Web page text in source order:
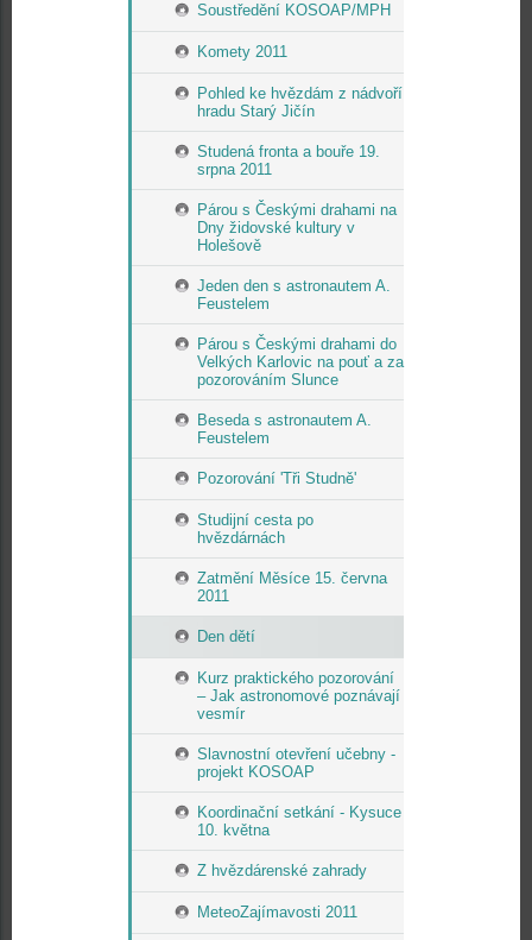
Soustředění KOSOAP/MPH
Komety 2011
Pohled ke hvězdám z nádvoří
hradu Starý Jičín
Studená fronta a bouře 19.
srpna 2011
Párou s Českými drahami na
Dny židovské kultury v
Holešově
Jeden den s astronautem A.
Feustelem
Párou s Českými drahami do
Velkých Karlovic na pouť a za
pozorováním Slunce
Beseda s astronautem A.
Feustelem
Pozorování 'Tři Studně'
Studijní cesta po
hvězdárnách
Zatmění Měsíce 15. června
2011
Den dětí
Kurz praktického pozorování
– Jak astronomové poznávají
vesmír
Slavnostní otevření učebny -
projekt KOSOAP
Koordinační setkání - Kysuce
10. května
Z hvězdárenské zahrady
MeteoZajímavosti 2011